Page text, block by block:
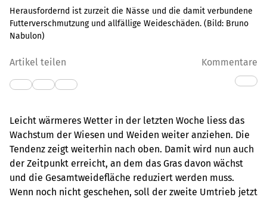
Herausfordernd ist zurzeit die Nässe und die damit verbundene
Futterverschmutzung und allfällige Weideschäden. (Bild: Bruno
Nabulon)
Artikel teilen Kommentare
Leicht wärmeres Wetter in der letzten Woche liess das
Wachstum der Wiesen und Weiden weiter anziehen. Die
Tendenz zeigt weiterhin nach oben. Damit wird nun auch
der Zeitpunkt erreicht, an dem das Gras davon wächst
und die Gesamtweidefläche reduziert werden muss.
Wenn noch nicht geschehen, soll der zweite Umtrieb jetzt